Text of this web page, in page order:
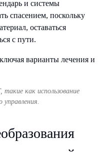
и системы
спасением, поскольку
оставаться
с пути.
как использование
управления.